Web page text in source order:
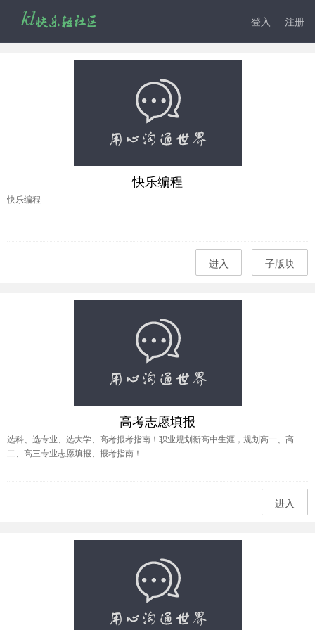
登入 注册
快乐编程
快乐编程
进入 子版块
高考志愿填报
选科、选专业、选大学、高考报考指南！职业规划新高中生涯，规划高一、高
二、高三专业志愿填报、报考指南！
进入